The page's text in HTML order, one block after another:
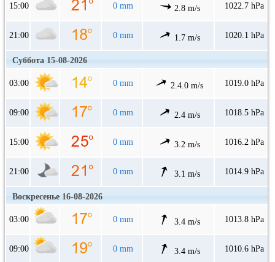
15:00 0 mm 2.8 m/s 1022.7 hPa
21:00 0 mm 1.7 m/s 1020.1 hPa
Суббота 15-08-2026
03:00 0 mm 2.4.0 m/s 1019.0 hPa
09:00 0 mm 2.4 m/s 1018.5 hPa
15:00 0 mm 3.2 m/s 1016.2 hPa
21:00 0 mm 3.1 m/s 1014.9 hPa
Воскресенье 16-08-2026
03:00 0 mm 3.4 m/s 1013.8 hPa
09:00 0 mm 3.4 m/s 1010.6 hPa